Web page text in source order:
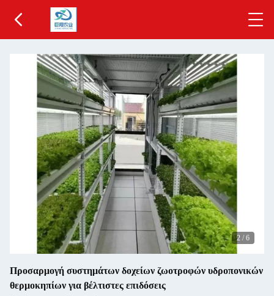
2 / 6
Προσαρμογή συστημάτων δοχείων ζωοτροφών υδροπονικών
θερμοκηπίων για βέλτιστες επιδόσεις